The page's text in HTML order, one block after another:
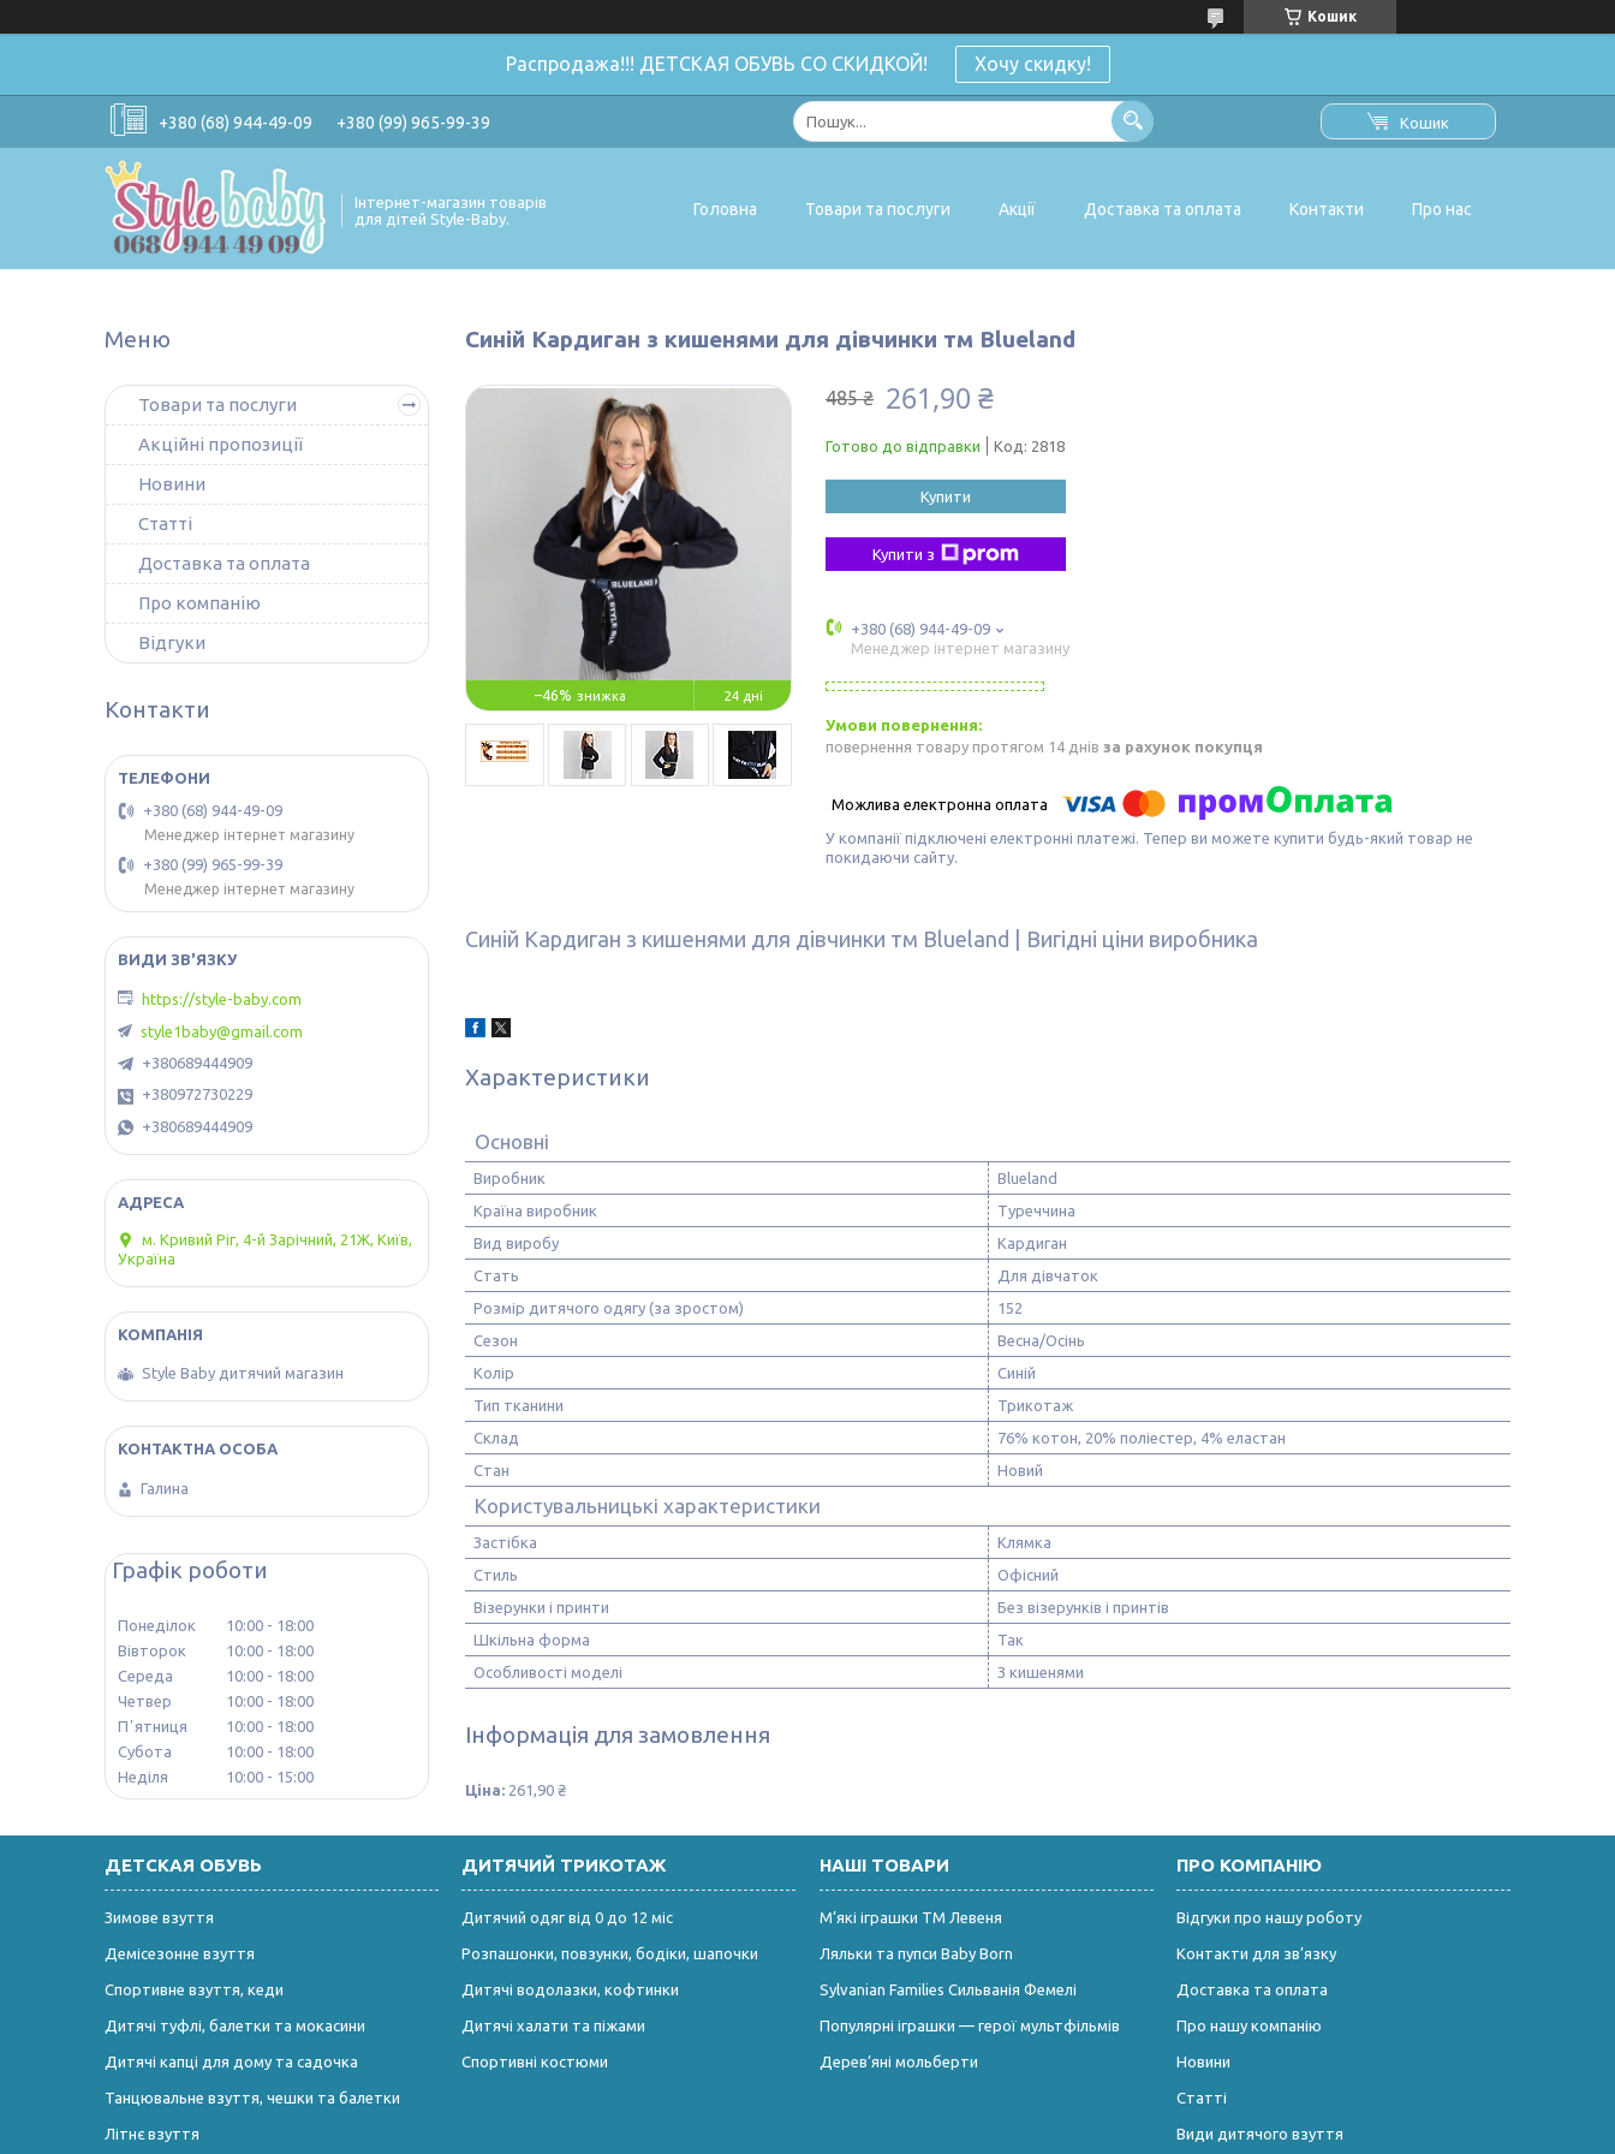
Кошик
Распродажа!!! ДЕТСКАЯ ОБУВЬ СО СКИДКОЙ! Хочу скидку!
+380 (68) 944-49-09 +380 (99) 965-99-39 Кошик
Інтернет-магазин товарів
для дітей Style-Baby.
Головна Товари та послуги Акції Доставка та оплата Контакти Про нас
Синій Кардиган з кишенями для дівчинки тм Blueland
–46% 24 дні
485 ₴ 261,90 ₴
Готово до відправки Код: 2818
Купити
Купити з
+380 (68) 944-49-09
Менеджер інтернет магазину
повернення товару протягом 14 днів за рахунок покупця
У компанії підключені електронні платежі. Тепер ви можете купити будь-який товар не
покидаючи сайту.
Синій Кардиган з кишенями для дівчинки тм Blueland | Вигідні ціни виробника
Характеристики
Основні
Виробник
Blueland
Країна виробник
Туреччина
Вид виробу
Кардиган
Стать
Для дівчаток
Розмір дитячого одягу (за зростом)
152
Сезон
Весна/Осінь
Колір
Синій
Тип тканини
Трикотаж
Склад
76% котон, 20% поліестер, 4% еластан
Стан
Новий
Користувальницькі характеристики
Застібка
Клямка
Стиль
Офісний
Візерунки і принти
Без візерунків і принтів
Шкільна форма
Так
Особливості моделі
З кишенями
Інформація для замовлення
Ціна: 261,90 ₴
Товари та послуги
Акційні пропозиції
Новини
Статті
Доставка та оплата
Про компанію
Відгуки
Контакти
+380 (68) 944-49-09
Менеджер інтернет магазину
+380 (99) 965-99-39
Менеджер інтернет магазину
https://style-baby.com
style1baby@gmail.com
+380689444909
+380972730229
+380689444909
м. Кривий Ріг, 4-й Зарічний, 21Ж, Київ,
Україна
Style Baby дитячий магазин
Галина
Графік роботи
Понеділок 10:00
18:00
Вівторок
10:00
18:00
Середа
10:00
18:00
Четвер
10:00
18:00
Пʼятниця
10:00
18:00
Субота
10:00
18:00
Неділя
10:00 15:00
ДЕТСКАЯ ОБУВЬ
Зимове взуття
Демісезонне взуття
Спортивне взуття, кеди
Дитячі туфлі, балетки та мокасини
Дитячі капці для дому та садочка
Танцювальне взуття, чешки та балетки
Літнє взуття
ДИТЯЧИЙ ТРИКОТАЖ
Дитячий одяг від 0 до 12 міс
Розпашонки, повзунки, бодіки, шапочки
Дитячі водолазки, кофтинки
Дитячі халати та піжами
Спортивні костюми
НАШІ ТОВАРИ
М’які іграшки ТМ Левеня
Ляльки та пупси Baby Born
Sylvanian Families Сильванія Фемелі
Популярні іграшки — герої мультфільмів
Дерев’яні мольберти
ПРО КОМПАНІЮ
Відгуки про нашу роботу
Контакти для зв’язку
Доставка та оплата
Про нашу компанію
Новини
Статті
Види дитячого взуття